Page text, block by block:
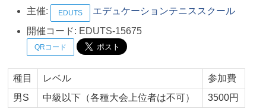
主催:
EDUTS
エデュケーションテニススクール
開催コード: EDUTS-15675
QRコード
種目 レベル
参加費
男S
中級以下（各種大会上位者は不可） 3500円